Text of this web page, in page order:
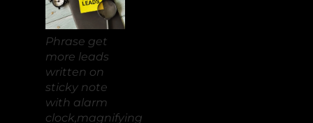
Phrase get
more leads
written on
sticky note
with alarm
clock,magnifying